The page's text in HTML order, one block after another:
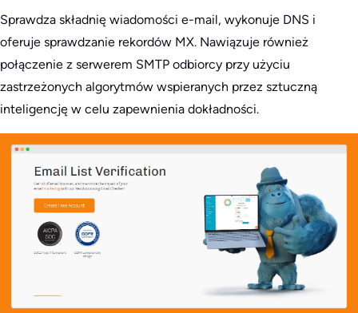
Sprawdza składnię wiadomości e-mail, wykonuje DNS i
oferuje sprawdzanie rekordów MX. Nawiązuje również
połączenie z serwerem SMTP odbiorcy przy użyciu
zastrzeżonych algorytmów wspieranych przez sztuczną
inteligencję w celu zapewnienia dokładności.